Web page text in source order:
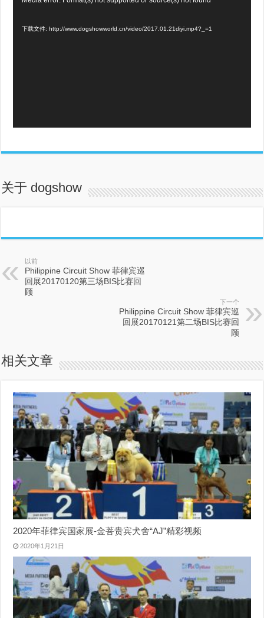
下载文件: http://www.dogshowworld.cn/video/2017.01.21diyi.mp4?_=1
关于 dogshow
以前
Philippine Circuit Show 菲律宾巡
回展20170120第三场BIS比赛回
顾
下一个
Philippine Circuit Show 菲律宾巡
回展20170121第二场BIS比赛回
顾
相关文章
2020年菲律宾国家展-金菩贵宾犬舍“AJ”精彩视频
2020年1月21日